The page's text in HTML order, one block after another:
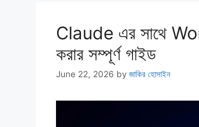
Claude এর সাথে
করার সম্পূর্ণ গাইড
June 22, 2026 by জাকির হোসাইন